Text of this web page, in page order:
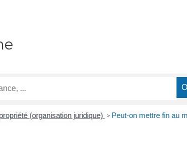
(organisation juridique) > Peut-on mettre fin au